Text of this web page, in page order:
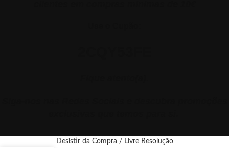
Desistir da Compra / Livre Resolução